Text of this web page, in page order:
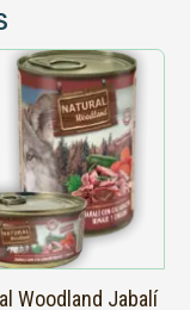
Woodland Jabalí